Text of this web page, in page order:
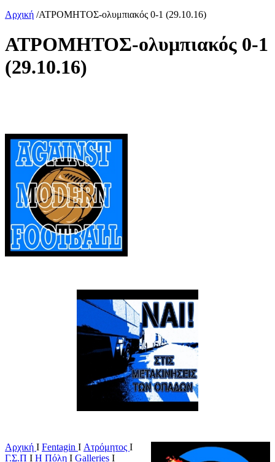
Αρχική /ΑΤΡΟΜΗΤΟΣ-ολυμπιακός 0-1 (29.10.16)
ΑΤΡΟΜΗΤΟΣ-ολυμπιακός 0-1
(29.10.16)
Αρχική Ι Fentagin I Ατρόμητος Ι
Γ.Σ.Π Ι Η Πόλη Ι Galleries I